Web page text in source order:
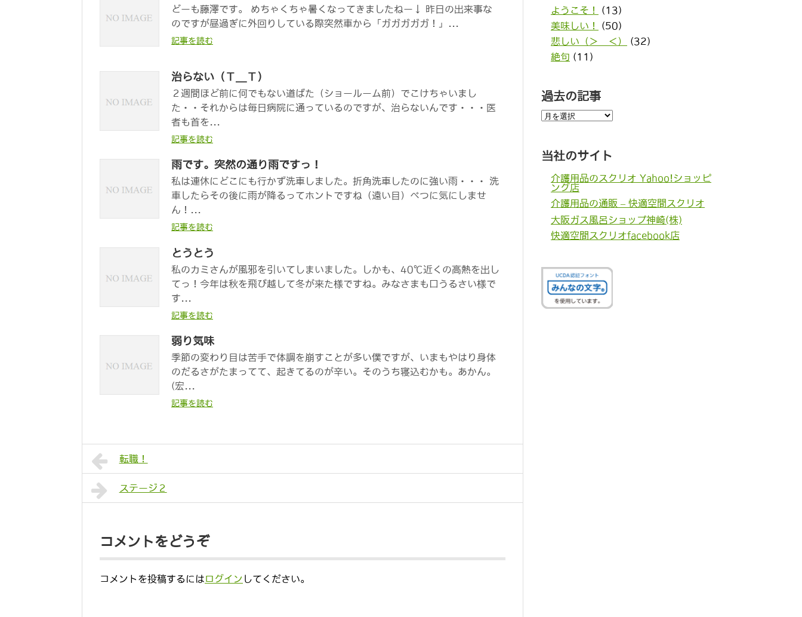
どーも藤澤です。 めちゃくちゃ暑くなってきましたねー↓ 昨日の出来事な
のですが昼過ぎに外回りしている際突然車から「ガガガガガ！」...
記事を読む
治らない（Ｔ＿Ｔ）
２週間ほど前に何でもない道ばた（ショールーム前）でこけちゃいまし
た・・それからは毎日病院に通っているのですが、治らないんです・・・医
者も首を...
記事を読む
雨です。突然の通り雨ですっ！
私は連休にどこにも行かず洗車しました。折角洗車したのに強い雨・・・ 洗
車したらその後に雨が降るってホントですね（遠い目）べつに気にしませ
ん！...
記事を読む
とうとう
私のカミさんが風邪を引いてしまいました。しかも、40℃近くの高熱を出し
てっ！今年は秋を飛び越して冬が来た様ですね。みなさまも口うるさい様で
す...
記事を読む
弱り気味
季節の変わり目は苦手で体調を崩すことが多い僕ですが、いまもやはり身体
のだるさがたまってて、起きてるのが辛い。そのうち寝込むかも。あかん。
(宏...
記事を読む
転職！
ステージ２
コメントをどうぞ
コメントを投稿するにはログイン してください。
ようこそ！
(13)
美味しい！
(50)
悲しい（＞＿＜）
(32)
絶句 (11)
過去の記事
過
去
事
当社のサイト
介護用品のスクリオ Yahoo!ショッピ
ング店
介護用品の通販 – 快適空間スクリオ
大阪ガス風呂ショップ神崎(株)
快適空間スクリオfacebook店